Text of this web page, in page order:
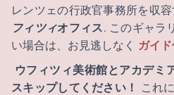
レンツェの行政官事務所を収
フィツィオフィス. このギャラ
い場合は、お見逃しなく
ガイ
ウフィツィ美術館とアカデミ
スキップしてください！
これ